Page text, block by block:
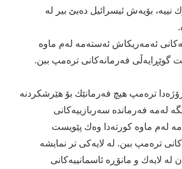
بۆیەش ئیسرائیل دەبێ بیر لە
ئەمەریكاش ئەستەمە لەم ماوە
گوێڕایەڵی فەرمانەكانی ترەمپ ببن.
ترەمپ هیچ فەرمانێك بۆ هێرشكردنە
لەمە فەرماندە سەربازییەكانی
لەم ماوە كورتەدا وەك پێویست
ترەمپ ببن. لە لایەكی تر نمایشە
لە لایەك و مانۆڕە ئاسمانییەكانی